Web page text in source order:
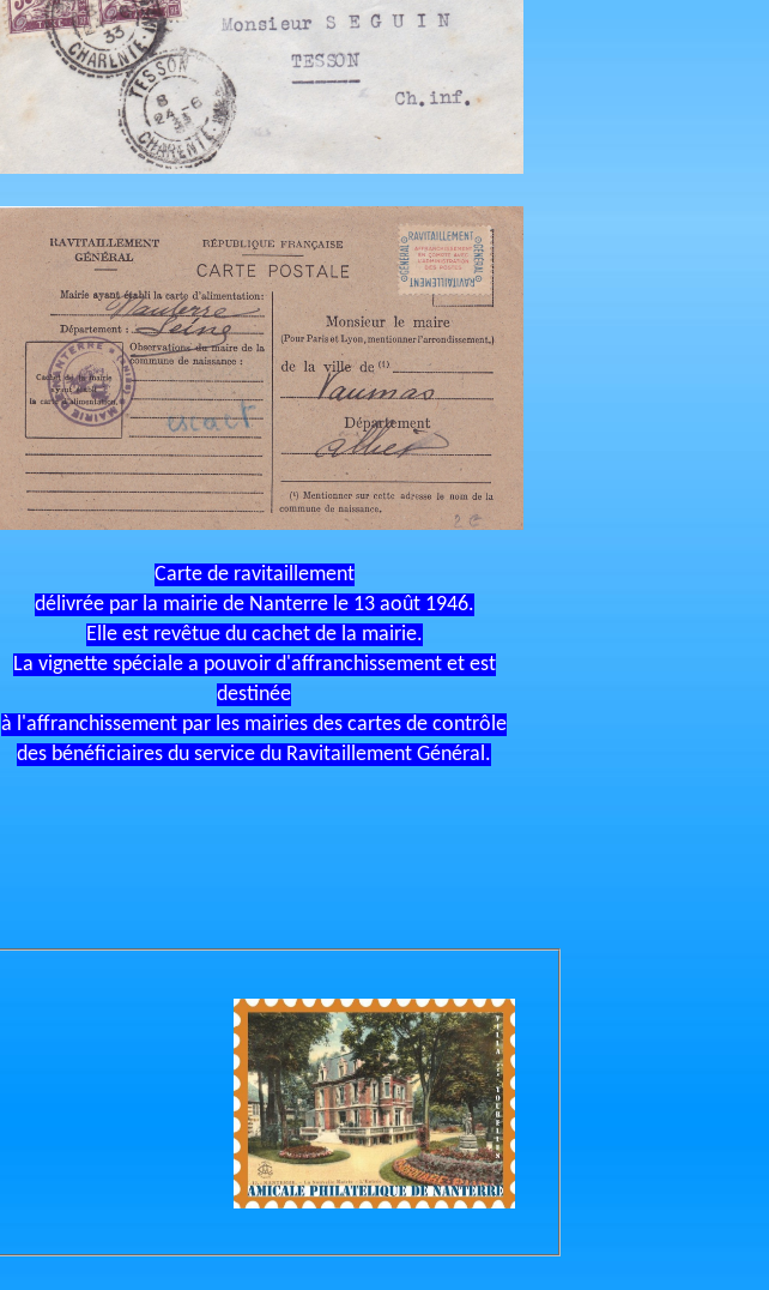
Carte de ravitaillement
délivrée par la mairie de Nanterre le 13 août 1946.
Elle est revêtue du cachet de la mairie.
La vignette spéciale a pouvoir d'affranchissement et est
destinée
à l'affranchissement par les mairies des cartes de contrôle
des bénéficiaires du service du Ravitaillement Général.